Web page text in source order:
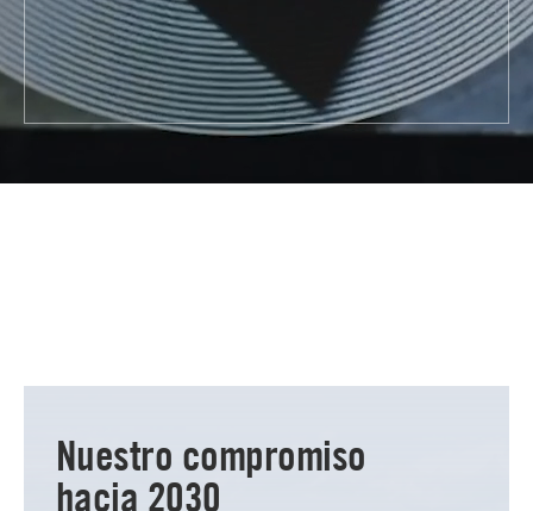
Nuestro compromiso
hacia 2030